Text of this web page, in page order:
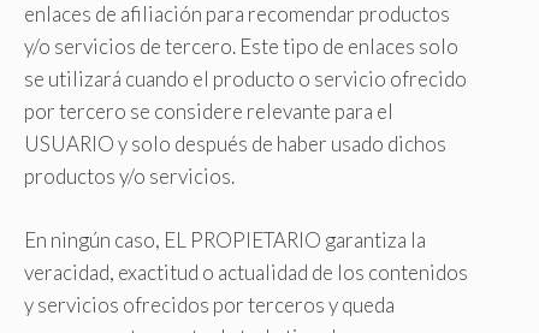
enlaces de afiliación para recomendar productos
y/o servicios de tercero. Este tipo de enlaces solo
se utilizará cuando el producto o servicio ofrecido
por tercero se considere relevante para el
USUARIO y solo después de haber usado dichos
productos y/o servicios.
En ningún caso, EL PROPIETARIO garantiza la
veracidad, exactitud o actualidad de los contenidos
y servicios ofrecidos por terceros y queda